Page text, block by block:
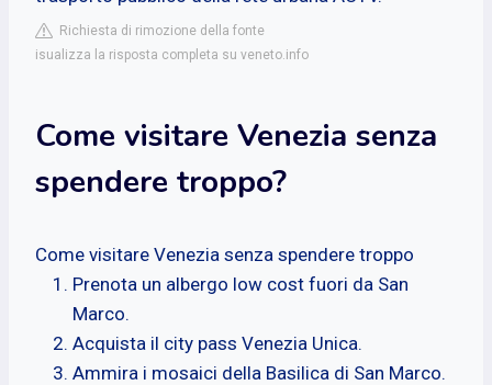
Richiesta di rimozione della fonte
isualizza la risposta completa su veneto.info
Come visitare Venezia senza
spendere troppo?
Come visitare Venezia senza spendere troppo
Prenota un albergo low cost fuori da San
Marco.
Acquista il city pass Venezia Unica.
Ammira i mosaici della Basilica di San Marco.